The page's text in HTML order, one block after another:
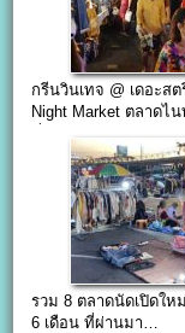
กรีนวินเทจ @ เดอะส
Night Market ตลาดไ
รวม 8 ตลาดนัดเปิดใ
6 เดือน ที่ผ่านมา…